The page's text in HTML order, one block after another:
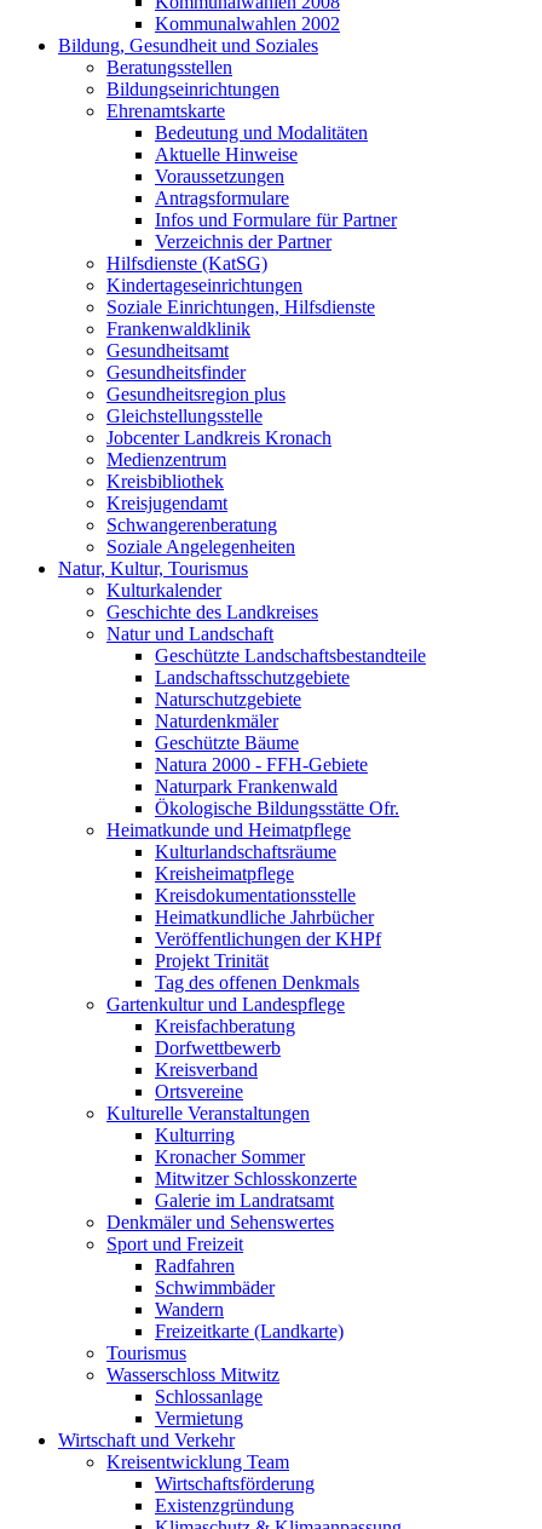
Kommunalwahlen 2002
Bildung, Gesundheit und Soziales
Beratungsstellen
Bildungseinrichtungen
Ehrenamtskarte
Bedeutung und Modalitäten
Aktuelle Hinweise
Voraussetzungen
Antragsformulare
Infos und Formulare für Partner
Verzeichnis der Partner
Hilfsdienste (KatSG)
Kindertageseinrichtungen
Soziale Einrichtungen, Hilfsdienste
Frankenwaldklinik
Gesundheitsamt
Gesundheitsfinder
Gesundheitsregion plus
Gleichstellungsstelle
Jobcenter Landkreis Kronach
Medienzentrum
Kreisbibliothek
Kreisjugendamt
Schwangerenberatung
Soziale Angelegenheiten
Natur, Kultur, Tourismus
Kulturkalender
Geschichte des Landkreises
Natur und Landschaft
Geschützte Landschaftsbestandteile
Landschaftsschutzgebiete
Naturschutzgebiete
Naturdenkmäler
Geschützte Bäume
Natura 2000 - FFH-Gebiete
Naturpark Frankenwald
Ökologische Bildungsstätte Ofr.
Heimatkunde und Heimatpflege
Kulturlandschaftsräume
Kreisheimatpflege
Kreisdokumentationsstelle
Heimatkundliche Jahrbücher
Veröffentlichungen der KHPf
Projekt Trinität
Tag des offenen Denkmals
Gartenkultur und Landespflege
Kreisfachberatung
Dorfwettbewerb
Kreisverband
Ortsvereine
Kulturelle Veranstaltungen
Kulturring
Kronacher Sommer
Mitwitzer Schlosskonzerte
Galerie im Landratsamt
Denkmäler und Sehenswertes
Sport und Freizeit
Radfahren
Schwimmbäder
Wandern
Freizeitkarte (Landkarte)
Tourismus
Wasserschloss Mitwitz
Schlossanlage
Vermietung
Wirtschaft und Verkehr
Kreisentwicklung Team
Wirtschaftsförderung
Existenzgründung